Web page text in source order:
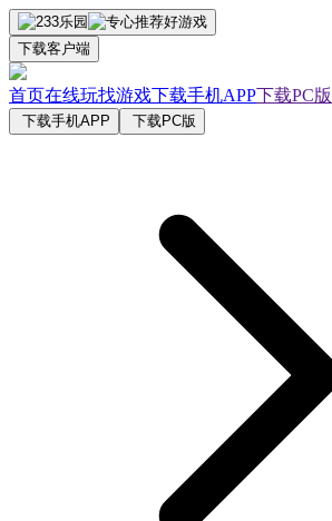
下载客户端
首页在线玩找游戏下载手机APP下载PC版
下载手机APP 下载PC版